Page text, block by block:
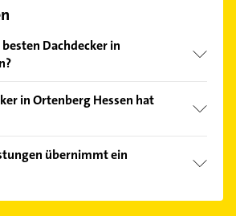
Dachdecker in
und profitieren Sie von den
Suchergebnisse können Sie sich
in Ortenberg Hessen hat
dass diese an Sonn- und
können.
übernimmt ein
werden angeboten: